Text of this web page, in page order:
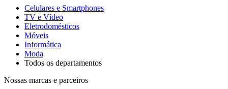
Celulares e Smartphones
TV e Vídeo
Eletrodomésticos
Móveis
Informática
Moda
Todos os departamentos
Nossas marcas e parceiros